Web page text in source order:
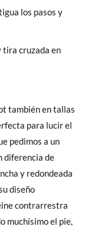
los pasos y
cruzada en
también en tallas
para lucir el
pedimos a un
diferencia de
y redondeada
diseño
contrarrestra
muchísimo el pie,